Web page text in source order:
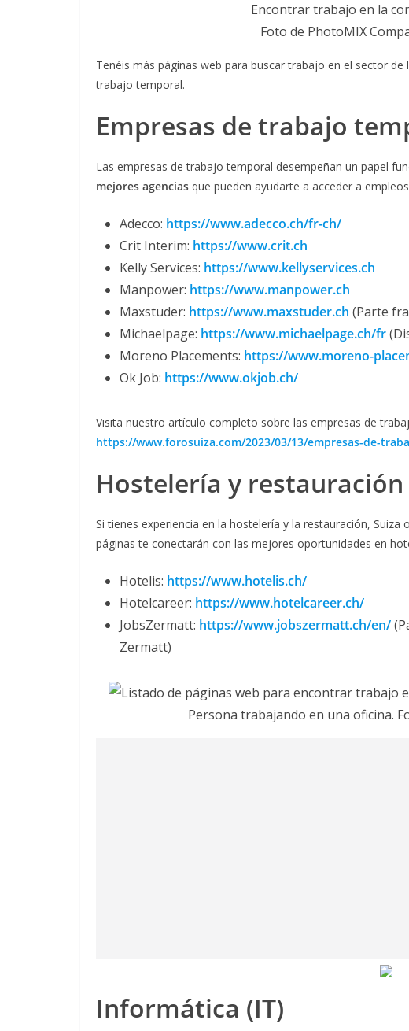
Encontrar trabajo en la
Foto de PhotoMIX
Tenéis más páginas web para buscar trabajo en el sector
trabajo temporal.
Empresas de trabajo
Las empresas de trabajo temporal desempeñan un papel
mejores agencias que pueden ayudarte a acceder a
Adecco: https://www.adecco.ch/fr-ch/
Crit Interim: https://www.crit.ch
Kelly Services: https://www.kellyservices.ch
Manpower: https://www.manpower.ch
Maxstuder: https://www.maxstuder.ch (Parte
Michaelpage: https://www.michaelpage.ch/fr
Moreno Placements: https://www.moreno-
Ok Job: https://www.okjob.ch/
Visita nuestro artículo completo sobre las empresas de
https://www.forosuiza.com/2023/03/13/empresas-de-
Hostelería y restauración
Si tienes experiencia en la hostelería y la restauración,
páginas te conectarán con las mejores oportunidades en
Hotelis: https://www.hotelis.ch/
Hotelcareer: https://www.hotelcareer.ch/
JobsZermatt: https://www.jobszermatt.ch/en/
Zermatt)
Persona trabajando en una oficina.
Informática (IT)